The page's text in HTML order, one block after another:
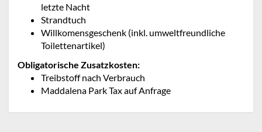
letzte Nacht
Strandtuch
Willkomensgeschenk (inkl. umweltfreundliche
Toilettenartikel)
Obligatorische Zusatzkosten:
Treibstoff nach Verbrauch
Maddalena Park Tax auf Anfrage